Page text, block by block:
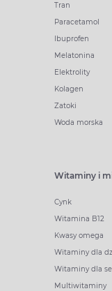
Tran
Paracetamol
Ibuprofen
Melatonina
Elektrolity
Kolagen
Zatoki
Woda morska
Witaminy i
Cynk
Witamina B12
Kwasy omega
Witaminy dla
Witaminy dla
Multiwitaminy